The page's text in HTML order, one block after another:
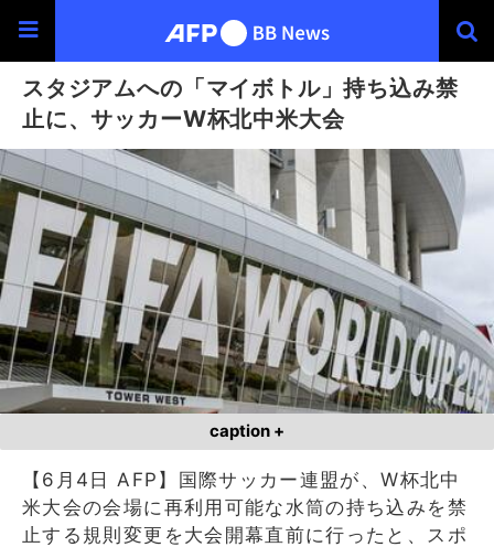
スタジアムへの「マイボトル」持ち込み禁
止に、サッカーW杯北中米大会
caption +
【6月4日 AFP】国際サッカー連盟が、W杯北中
米大会の会場に再利用可能な水筒の持ち込みを禁
止する規則変更を大会開幕直前に行ったと、スポ